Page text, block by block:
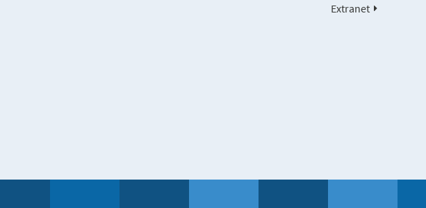
Extranet